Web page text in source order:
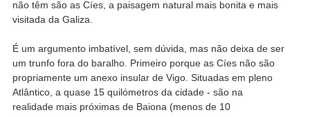
não têm são as Cíes, a paisagem natural mais bonita e mais
visitada da Galiza.
É um argumento imbatível, sem dúvida, mas não deixa de ser
um trunfo fora do baralho. Primeiro porque as Cíes não são
propriamente um anexo insular de Vigo. Situadas em pleno
Atlântico, a quase 15 quilómetros da cidade - são na
realidade mais próximas de Baiona (menos de 10